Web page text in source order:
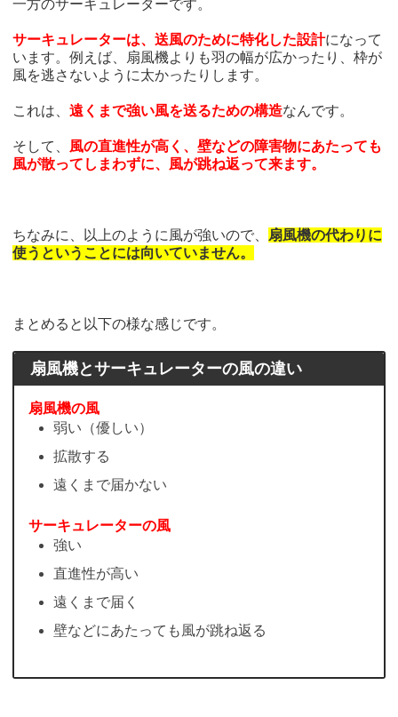
一方のサーキュレーターです。
サーキュレーターは、送風のために特化した設計になって
います。例えば、扇風機よりも羽の幅が広かったり、枠が
風を逃さないように太かったりします。
これは、遠くまで強い風を送るための構造なんです。
そして、 風の直進性が高く、壁などの障害物にあたっても
風が散ってしまわずに、風が跳ね返って来ます。
ちなみに、以上のように風が強いので、 扇風機の代わりに
使うということには向いていません。
まとめると以下の様な感じです。
扇風機とサーキュレーターの風の違い
扇風機の風
弱い（優しい）
拡散する
遠くまで届かない
サーキュレーターの風
強い
直進性が高い
遠くまで届く
壁などにあたっても風が跳ね返る